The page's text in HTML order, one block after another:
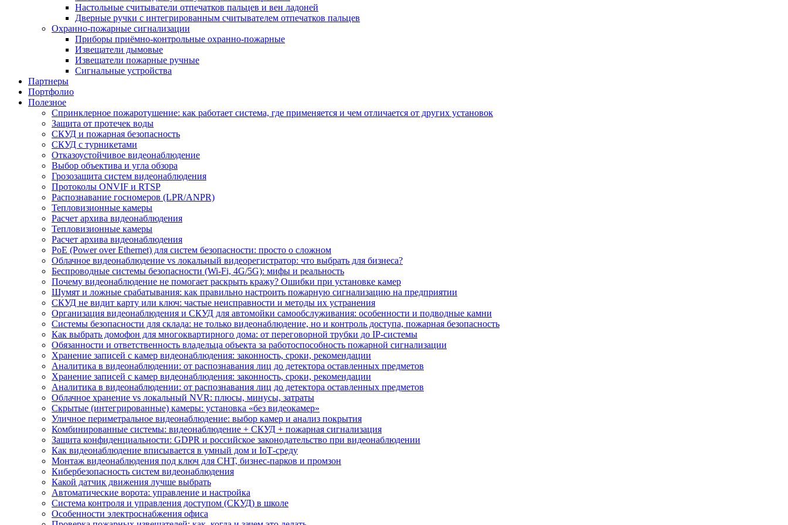
Настольные считыватели отпечатков пальцев и вен ладоней
Дверные ручки с интегрированным считывателем отпечатков пальцев
Охранно-пожарные сигнализации
Приборы приёмно-контрольные охранно-пожарные
Извещатели дымовые
Извещатели пожарные ручные
Сигнальные устройства
Партнеры
Портфолио
Полезное
Спринклерное пожаротушение: как работает система, где применяется и чем отличается от других установок
Защита от протечек воды
СКУД и пожарная безопасность
СКУД с турникетами
Отказоустойчивое видеонаблюдение
Выбор объектива и угла обзора
Грозозащита систем видеонаблюдения
Протоколы ONVIF и RTSP
Распознавание госномеров (LPR/ANPR)
Тепловизионные камеры
Расчет архива видеонаблюдения
Тепловизионные камеры
Расчет архива видеонаблюдения
PoE (Power over Ethernet) для систем безопасности: просто о сложном
Облачное видеонаблюдение vs локальный видеорегистратор: что выбрать для бизнеса?
Беспроводные системы безопасности (Wi-Fi, 4G/5G): мифы и реальность
Почему видеонаблюдение не помогает раскрыть кражу? Ошибки при установке камер
Шумят и ложные срабатывания: как правильно настроить пожарную сигнализацию на предприятии
СКУД не видит карту или ключ: частые неисправности и методы их устранения
Организация видеонаблюдения и СКУД для автомойки самообслуживания: особенности и подводные камни
Системы безопасности для склада: не только видеонаблюдение, но и контроль доступа, пожарная безопасность
Как выбрать домофон для многоквартирного дома: от переговорной трубки до IP-системы
Обязанности и ответственность владельца объекта за работоспособность пожарной сигнализации
Хранение записей с камер видеонаблюдения: законность, сроки, рекомендации
Аналитика в видеонаблюдении: от распознавания лиц до детектора оставленных предметов
Хранение записей с камер видеонаблюдения: законность, сроки, рекомендации
Аналитика в видеонаблюдении: от распознавания лиц до детектора оставленных предметов
Облачное хранение vs локальный NVR: плюсы, минусы, затраты
Скрытые (интегрированные) камеры: установка «без видеокамер»
Уличное периметральное видеонаблюдение: выбор камер и анализ покрытия
Комбинированные системы: видеонаблюдение + СКУД + пожарная сигнализация
Защита конфиденциальности: GDPR и российское законодательство при видеонаблюдении
Как видеонаблюдение вписывается в умный дом и IoT‑среду
Монтаж видеонаблюдения под ключ для СНТ, бизнес‑парков и промзон
Кибербезопасность систем видеонаблюдения
Какой датчик движения лучше выбрать
Автоматические ворота: управление и настройка
Система контроля и управления доступом (СКУД) в школе
Особенности электроснабжения офиса